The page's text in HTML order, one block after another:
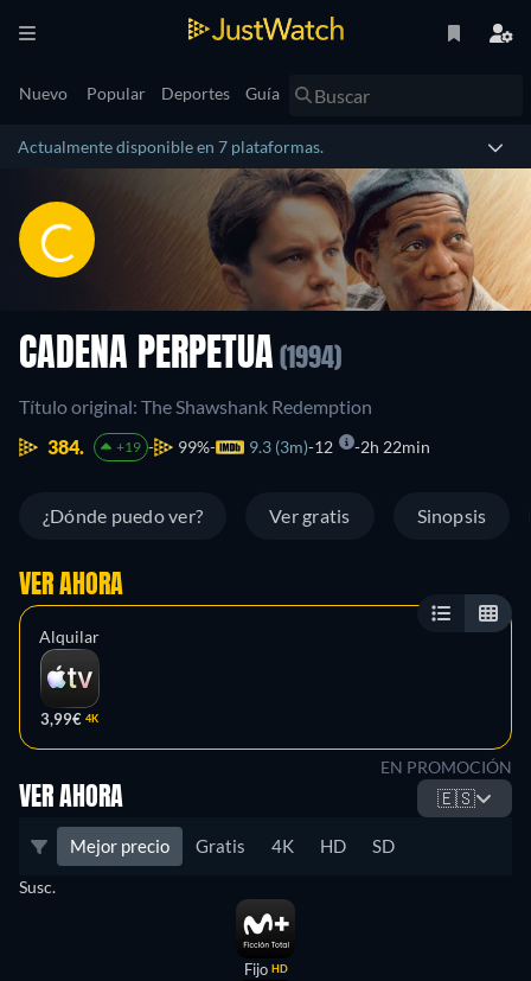
Nuevo Popular Deportes Guía
Actualmente disponible en 7 plataformas.
CADENA PERPETUA (1994)
Título original: The Shawshank Redemption
384.
+19 99% 9.3 (3m) 12 2h 22min
¿Dónde puedo ver? Ver gratis Sinopsis
VER AHORA
Alquilar
3,99€ 4K
EN PROMOCIÓN
VER AHORA 🇪🇸
Mejor precio Gratis 4K HD SD
Susc.
Fijo HD